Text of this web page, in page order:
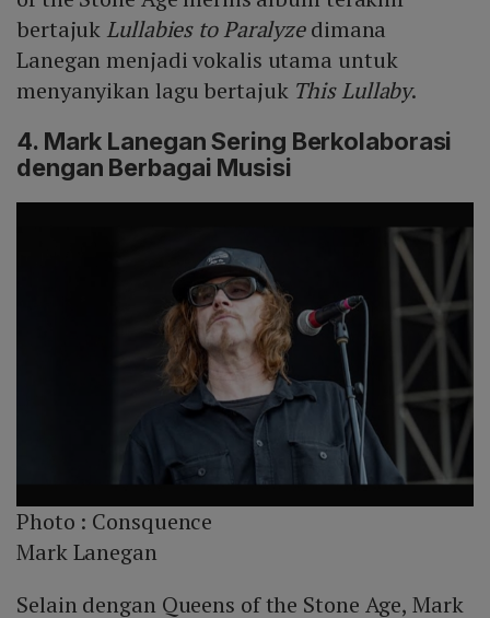
bertajuk Lullabies to Paralyzedimana
Lanegan menjadi vokalis utama untuk
menyanyikan lagu bertajuk This Lullaby.
4. Mark Lanegan Sering Berkolaborasi
dengan Berbagai Musisi
Photo : Consquence
Mark Lanegan
Selain dengan Queens of the Stone Age, Mark